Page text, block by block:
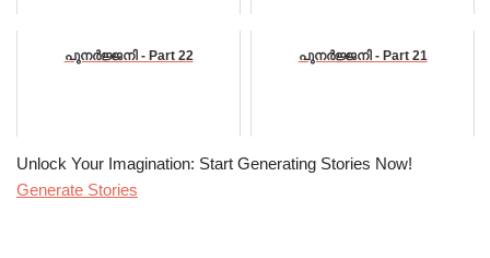
പുനർജ്ജനി - Part 22 പുനർജ്ജനി - Part 21
Unlock Your Imagination: Start Generating Stories Now!
Generate Stories